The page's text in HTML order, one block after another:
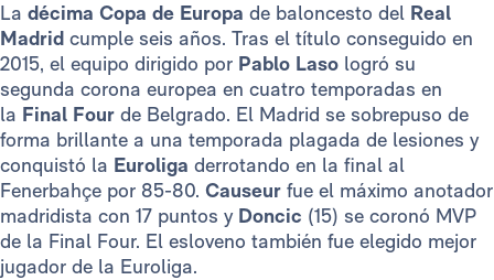
La décima Copa de Europa de baloncesto del Real
Madrid cumple seis años. Tras el título conseguido en
2015, el equipo dirigido por Pablo Laso logró su
segunda corona europea en cuatro temporadas en
la Final Four de Belgrado. El Madrid se sobrepuso de
forma brillante a una temporada plagada de lesiones y
conquistó la Euroliga derrotando en la final al
Fenerbahçe por 85-80. Causeur fue el máximo anotador
madridista con 17 puntos y Doncic (15) se coronó MVP
de la Final Four. El esloveno también fue elegido mejor
jugador de la Euroliga.